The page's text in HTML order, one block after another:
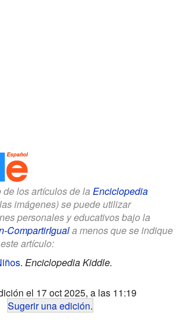
de los artículos de la Enciclopedia
imágenes) se puede utilizar
personales y educativos bajo la
CompartirIguala menos que se indique
artículo:
. Enciclopedia Kiddle.
el 17 oct 2025, a las 11:19
Sugerir una edición.